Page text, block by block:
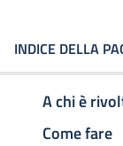
INDICE DELLA
A chi è
Come fare